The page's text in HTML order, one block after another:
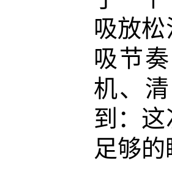
吸放
吸节
机、
到：
足够